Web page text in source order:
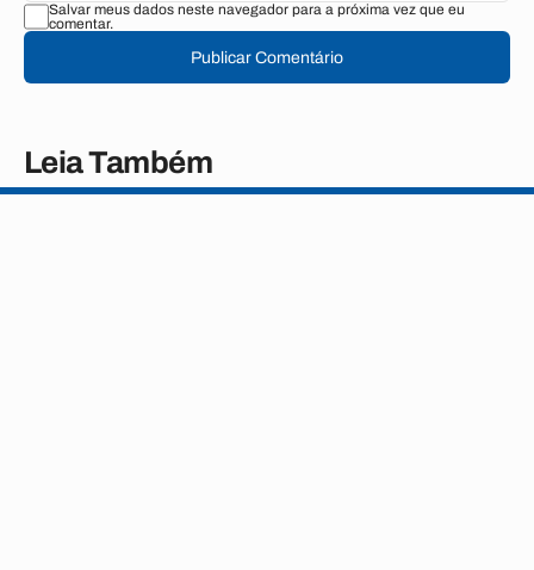
Salvar meus dados neste navegador para a próxima vez que eu
comentar.
Publicar Comentário
Leia Também